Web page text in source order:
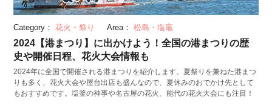
Category： 花火・祭り Area： 松島・塩竈
2024【港まつり】に出かけよう！全国の港まつりの歴
史や開催日程、花火大会情報も
2024年に全国で開催される港まつりを紹介します。夏祭りを兼ねた港まつ
りも多く、花火大会や屋台出店も盛んなので、夏休みのおでかけ先として
もおすすめです。塩釜の神事や名古屋の花火、能代の花火大会にも注目！